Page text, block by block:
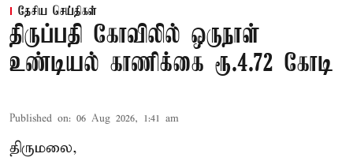
தேசிய செய்திகள்
திருப்பதி கோவிலில் ஒருநாள்
உண்டியல் காணிக்கை ரூ.4.72 கோடி
Published on: 06 Aug 2026, 1:41 am
திருமலை,